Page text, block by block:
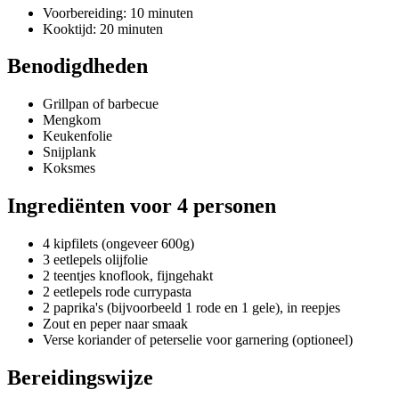
Voorbereiding: 10 minuten
Kooktijd: 20 minuten
Benodigdheden
Grillpan of barbecue
Mengkom
Keukenfolie
Snijplank
Koksmes
Ingrediënten voor 4 personen
4 kipfilets (ongeveer 600g)
3 eetlepels olijfolie
2 teentjes knoflook, fijngehakt
2 eetlepels rode currypasta
2 paprika's (bijvoorbeeld 1 rode en 1 gele), in reepjes
Zout en peper naar smaak
Verse koriander of peterselie voor garnering (optioneel)
Bereidingswijze